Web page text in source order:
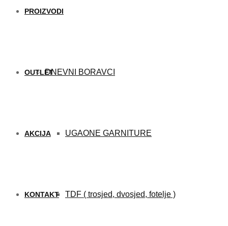
PROIZVODI
DNEVNI BORAVCI
UGAONE GARNITURE
TDF ( trosjed, dvosjed, fotelje )
OUTLET
AKCIJA
KONTAKT